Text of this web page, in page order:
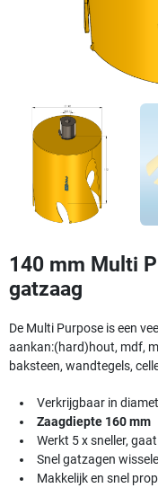
140 mm Multi
gatzaag
De Multi Purpose is een
aankan:(hard)hout, mdf,
baksteen, wandtegels,
Verkrijgbaar in
Zaagdiepte 160 mm
Werkt 5 x sneller,
Snel gatzagen
Makkelijk en snel